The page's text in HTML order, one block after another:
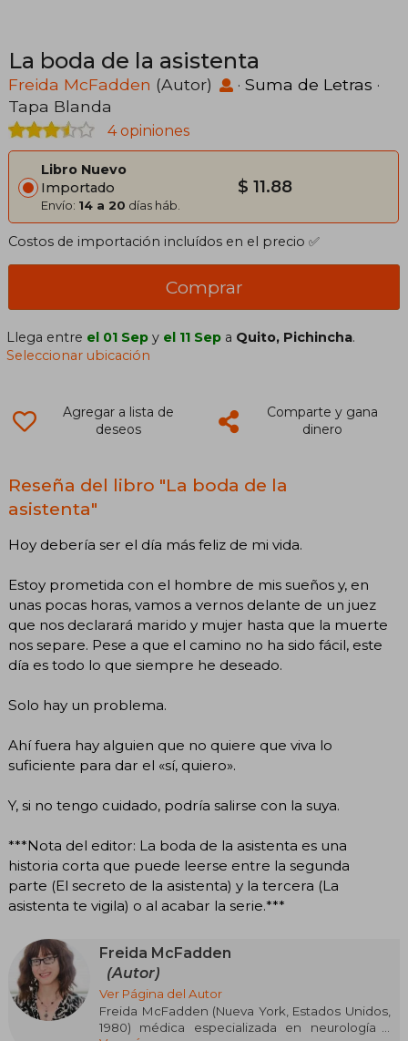
La boda de la asistenta
Freida McFadden (Autor) · Suma de Letras ·
Tapa Blanda
4 opiniones
Libro Nuevo
Importado
Envío: 14 a 20 días háb.
$ 11.88
Costos de importación incluídos en el precio ✅
Comprar
Llega entre el 01 Sep y el 11 Sep a Quito, Pichincha.
Seleccionar ubicación
Agregar a lista de
deseos
Comparte y gana
dinero
Reseña del libro "La boda de la
asistenta"
Hoy debería ser el día más feliz de mi vida.
Estoy prometida con el hombre de mis sueños y, en
unas pocas horas, vamos a vernos delante de un juez
que nos declarará marido y mujer hasta que la muerte
nos separe. Pese a que el camino no ha sido fácil, este
día es todo lo que siempre he deseado.
Solo hay un problema.
Ahí fuera hay alguien que no quiere que viva lo
suficiente para dar el «sí, quiero».
Y, si no tengo cuidado, podría salirse con la suya.
***Nota del editor: La boda de la asistenta es una
historia corta que puede leerse entre la segunda
parte (El secreto de la asistenta) y la tercera (La
asistenta te vigila) o al acabar la serie.***
Freida McFadden
(Autor)
Ver Página del Autor
Freida McFadden (Nueva York, Estados Unidos,
1980) médica especializada en neurología y